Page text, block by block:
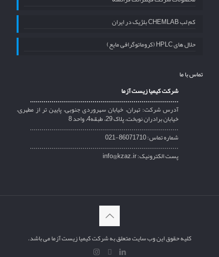
کم لب CHEMLAB بلژیک در ایران
حلال های HPLC (کروماتوگرافی مایع)
تماس با ما
شرکت کیمیا زیست آزما
............................................................................
آدرس شرکت: تهران، خیابان سهروردی جنوبی، پایین تر از مطهری،
خیابان برادران نوبخت، پلاک 29، طبقه4، واحد 8
............................................................................
شماره تماس: 86071710-021
............................................................................
پست الکترونیک: info@kzaz.ir
کلیه حقوق این وب سایت متعلق به شرکت کیمیا زیست آزما می باشد.